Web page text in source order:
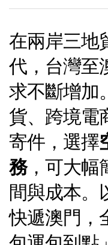
在兩岸三地
代，台灣至
求不斷增加
貨、跨境電
寄件，選擇
務，可大幅
間與成本。
快遞澳門，